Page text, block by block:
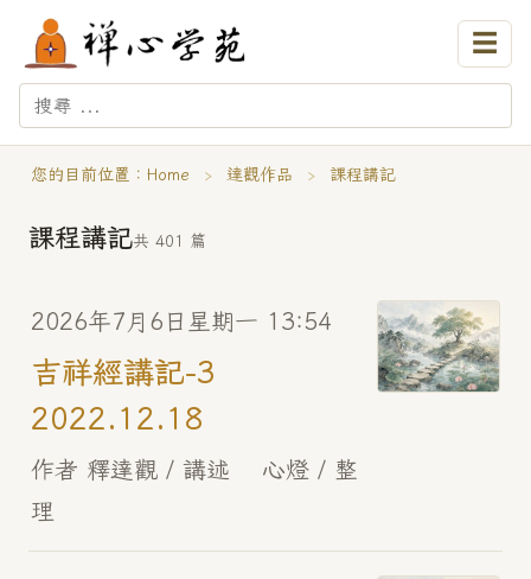
☰
您的目前位置： Home › 達觀作品 › 課程講記
課程講記共 401 篇
2026年7月6日星期一 13:54
吉祥經講記-3
2022.12.18
作者 釋達觀 / 講述 心燈 / 整
理